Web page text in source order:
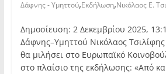
Δάφνης - Υμηττού,Εκδήλωση,Νικόλαος Ε.
Δημοσίευση: 2 Δεκεμβρίου 2025,
Δάφνης–Υμηττού Νικόλαος
θα μιλήσει στο Ευρωπαϊκό
στο πλαίσιο της εκδήλωσης: «Από